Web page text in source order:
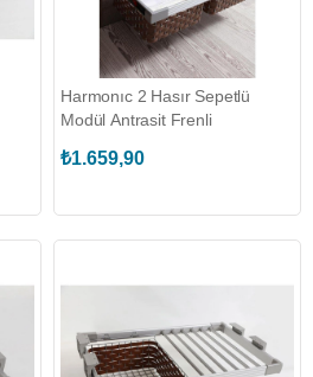
Harmonıc 2 Hasır Sepetlü
Modül Antrasit Frenli
₺1.659,90